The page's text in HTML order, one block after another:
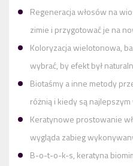
Regeneracja włosów na
zimie i przygotować je na
Koloryzacja wielotonowa,
wybrać, by efekt był
Biotaśmy a inne metody
różnią i kiedy są
Keratynowe prostowanie
wygląda zabieg
B-o-t-o-k-s, keratyna